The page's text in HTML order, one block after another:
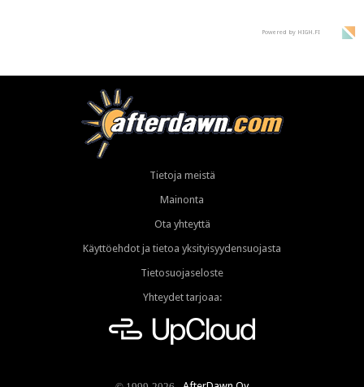
Powered by HIGH.FI
Tietoja meistä
Mainonta
Ota yhteyttä
Käyttöehdot ja tietoa yksityisyydensuojasta
Tietosuojaseloste
Yhteydet tarjoaa: